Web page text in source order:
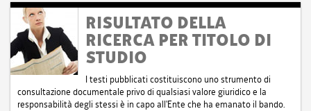
RISULTATO DELLA
RICERCA PER TITOLO DI
STUDIO
I testi pubblicati costituiscono uno strumento di
consultazione documentale privo di qualsiasi valore giuridico e la
responsabilità degli stessi è in capo all'Ente che ha emanato il bando.